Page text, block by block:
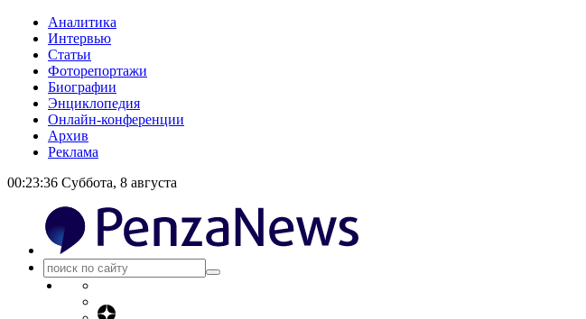
Аналитика
Интервью
Статьи
Фоторепортажи
Биографии
Энциклопедия
Онлайн-конференции
Архив
Реклама
00:23:37 Суббота, 8 августа